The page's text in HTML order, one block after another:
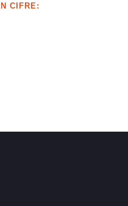
CIFRE: